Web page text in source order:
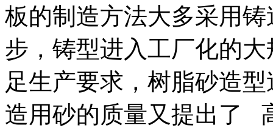
板的制造方法大多采用
步，铸型进入工厂化的
足生产要求，树脂砂造
造用砂的质量又提出了